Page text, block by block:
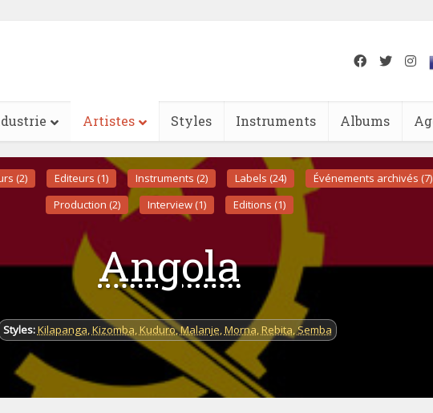
Artistes Styles Instruments Albums
(2) Editeurs (1) Instruments (2) Labels (24) Événements archivés (7)
Production (2)
Interview (1) Editions (1)
Angola
Styles:Kilapanga,Kizomba, Kuduro,Malanje,Morna, Rebita,Semba